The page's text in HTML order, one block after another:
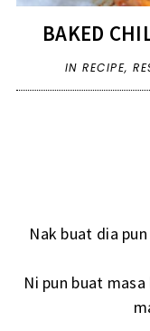
BAKED
INRECIPE,
Nak buat dia
Ni pun buat